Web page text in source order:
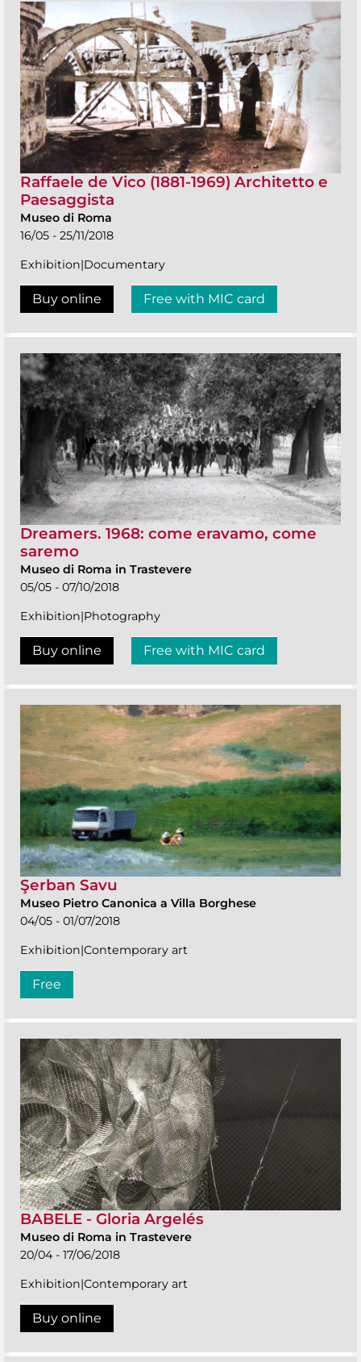
Raffaele de Vico (1881-1969) Architetto e
Paesaggista
Museo di Roma
16/05 - 25/11/2018
Exhibition|Documentary
Buy online Free with MIC card
Dreamers. 1968: come eravamo, come
saremo
Museo di Roma in Trastevere
05/05 - 07/10/2018
Exhibition|Photography
Buy online Free with MIC card
Şerban Savu
Museo Pietro Canonica a Villa Borghese
04/05 - 01/07/2018
Exhibition|Contemporary art
Free
BABELE - Gloria Argelés
Museo di Roma in Trastevere
20/04 - 17/06/2018
Exhibition|Contemporary art
Buy online